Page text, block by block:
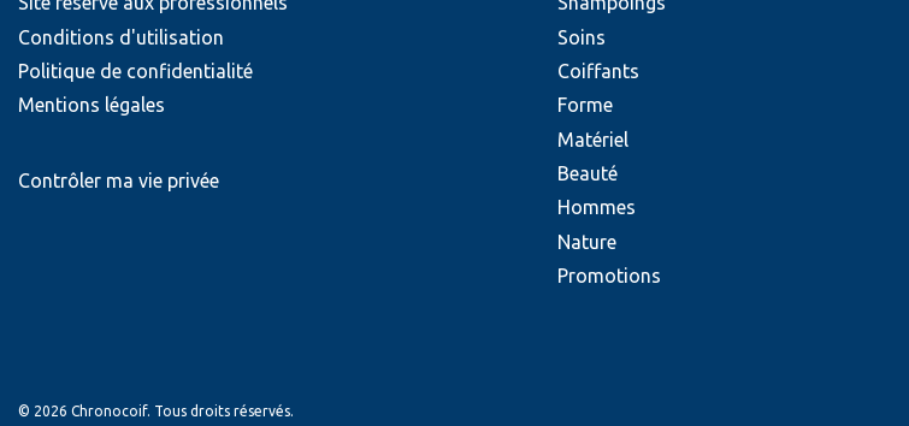
Conditions d'utilisation
Politique de confidentialité
Mentions légales
Contrôler ma vie privée
Soins
Coiffants
Forme
Matériel
Beauté
Hommes
Nature
Promotions
© 2026 Chronocoif. Tous droits réservés.